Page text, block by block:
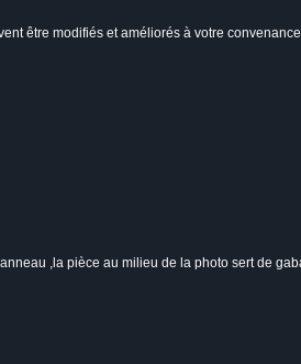
être modifiés et améliorés à votre
,la pièce au milieu de la photo sert de